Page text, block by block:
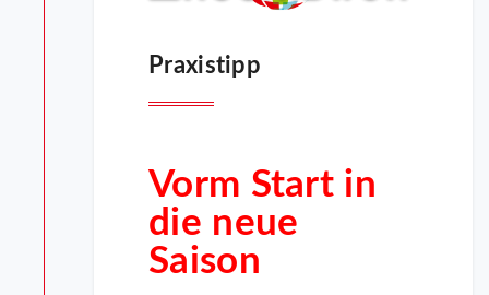
Praxistipp
Vorm Start in
die neue
Saison